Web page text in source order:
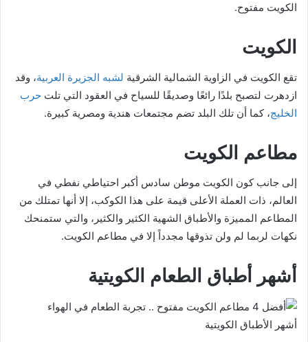
الكويت مفتوح.
الكويت
تقع الكويت في الزاوية الشمالية الشرقية لشبه الجزيرة العربية، وقد
ازدهرت لتصبح بلدًا رائعًا وصديقًا للسياح في العقود التي تلت حرب
الخليج، كما أن تلك البلد تضم مجتمعات هندية ومصرية كبيرة.
مطاعم الكويت
إلى جانب كون الكويت موطن سادس أكبر احتياطي نفطي في
العالم، ذات العملة الأعلى قيمة على هذا الكوكب، إلا أنها تمتلك من
المطاعم المميزة والأطباق الشهية الكثير والكثير، والتي ستمنحك
نكهات لربما لم ولن تذوقها مجدداً إلا في مطاعم الكويت.
أشهر أطباق الطعام الكويتية
أشهر الأطباق الكويتية